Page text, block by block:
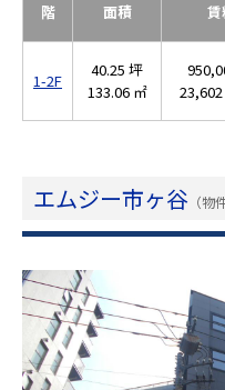
階 面積 賃
1-2F
40.25 坪
133.06 ㎡
エムジー市ヶ谷 （物